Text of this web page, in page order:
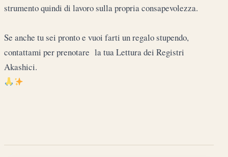
strumento quindi di lavoro sulla propria consapevolezza.
Se anche tu sei pronto e vuoi farti un regalo stupendo,
contattami per prenotare la tua Lettura dei Registri
Akashici.